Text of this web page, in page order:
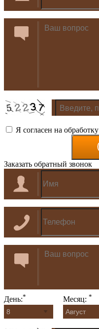
Я согласен на обработку
Заказать обратный звонок
День:* Месяц: *